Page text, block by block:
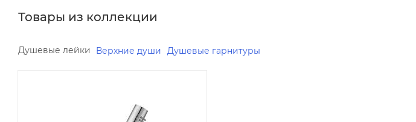
Товары из коллекции
Душевые лейки Верхние души Душевые гарнитуры